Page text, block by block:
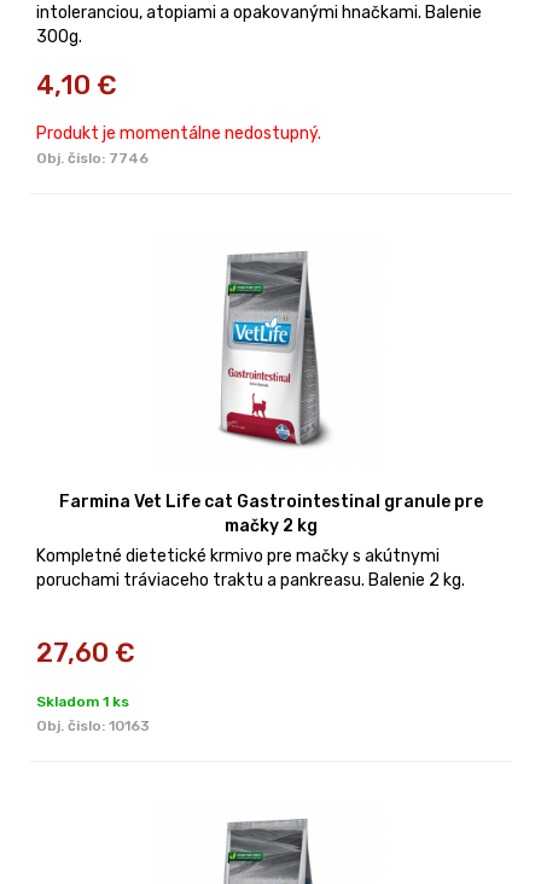
intoleranciou, atopiami a opakovanými hnačkami. Balenie
300g.
4,10 €
Produkt je momentálne nedostupný.
Obj. čislo: 7746
Farmina Vet Life cat Gastrointestinal granule pre
mačky 2 kg
Kompletné dietetické krmivo pre mačky s akútnymi
poruchami tráviaceho traktu a pankreasu. Balenie 2 kg.
27,60 €
Skladom 1 ks
Obj. čislo: 10163